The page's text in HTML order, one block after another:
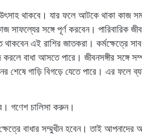
থাকবে। যার ফলে আটকে থাকা কাজ
সাফল্যের সঙ্গে পূর্ণ করবেন। পারিবারিক
এই রাশির জাতকরা। কর্মক্ষেত্রে
বাধা আসতে পারে। জীবনসঙ্গীর সঙ্গে
শেষে গাড়ি বিগড়ে যেতে পারে। এর ফলে
গণেশ চালিসা করুন।
বাধার সম্মুখীন হবেন। তাই